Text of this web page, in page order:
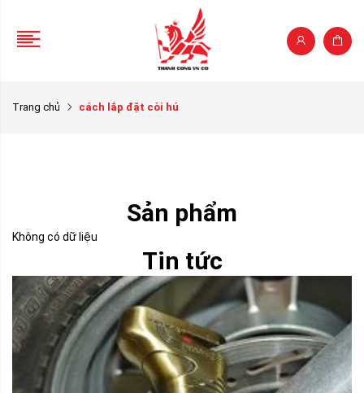
Trang chủ cách lắp đặt còi hú
Sản phẩm
Không có dữ liệu
Tin tức